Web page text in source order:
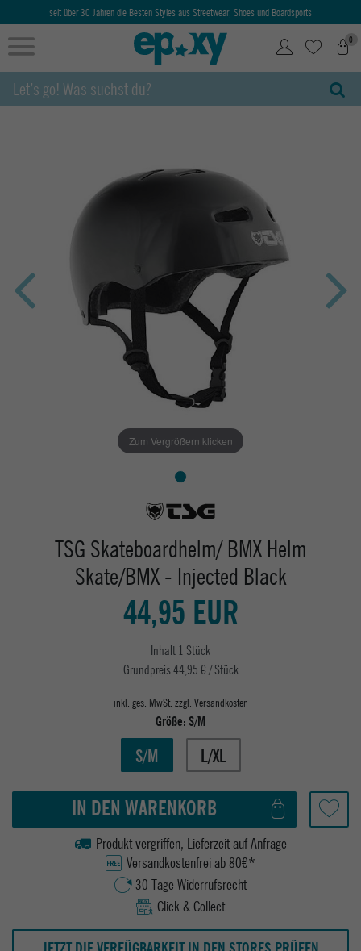
seit über 30 Jahren die Besten Styles aus Streetwear, Shoes und Boardsports
0
Zum Vergrößern klicken
TSG Skateboardhelm/ BMX Helm
Skate/BMX - Injected Black
44,95 EUR
Inhalt 1 Stück
Grundpreis44,95 € / Stück
inkl. ges. MwSt. zzgl. Versandkosten
Größe:S/M
S/M L/XL
IN DEN WARENKORB
Produkt vergriffen, Lieferzeit auf Anfrage
Versandkostenfrei ab 80€*
30 Tage Widerrufsrecht
Click & Collect